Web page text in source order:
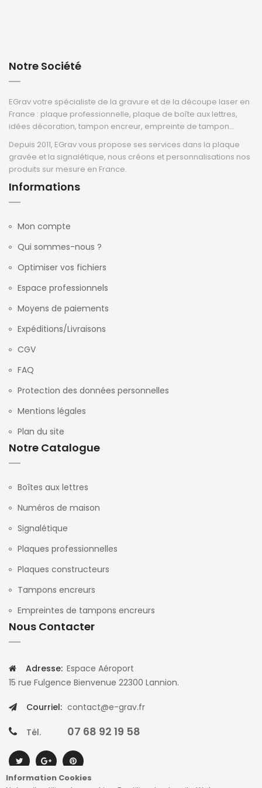
Notre Société
EGrav votre spécialiste de la gravure et de la découpe laser en
France : plaque professionnelle, plaque de boîte aux lettres,
idées décoration, tampon encreur, empreinte de tampon...
Depuis 2011, EGrav vous propose ses services dans la plaque
gravée et la signalétique, nous créons et personnalisations nos
produits sur mesure en France.
Informations
Mon compte
Qui sommes-nous ?
Optimiser vos fichiers
Espace professionnels
Moyens de paiements
Expéditions/Livraisons
CGV
FAQ
Protection des données personnelles
Mentions légales
Plan du site
Notre Catalogue
Boîtes aux lettres
Numéros de maison
Signalétique
Plaques professionnelles
Plaques constructeurs
Tampons encreurs
Empreintes de tampons encreurs
Nous Contacter
Adresse: Espace Aéroport
15 rue Fulgence Bienvenue 22300 Lannion.
Courriel: contact@e-grav.fr
Tél. 07 68 92 19 58
Information Cookies